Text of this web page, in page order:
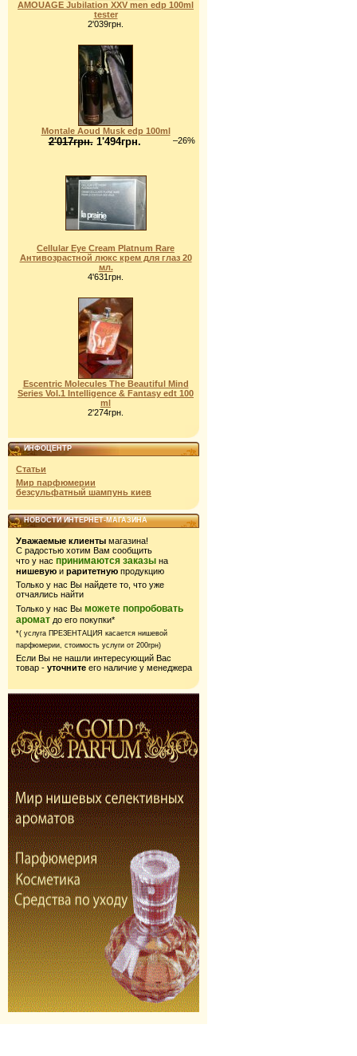
AMOUAGE Jubilation XXV men edp 100ml
tester
2'039грн.
Montale Aoud Musk edp 100ml
–26%
2'017грн.1'494грн.
Cellular Eye Cream Platnum Rare
Антивозрастной люкс крем для глаз 20
мл.
4'631грн.
Escentric Molecules The Beautiful Mind
Series Vol.1 Intelligence & Fantasy edt 100
ml
2'274грн.
ИНФОЦЕНТР
Статьи
Мир парфюмерии
безсульфатный шампунь киев
НОВОСТИ ИНТЕРНЕТ-МАГАЗИНА
Уважаемые клиенты магазина!
С радостью хотим Вам сообщить
что у нас принимаются заказы на
нишевую и раритетную продукцию
Только у нас Вы найдете то, что уже
отчаялись найти
Только у нас Вы можете попробовать
аромат до его покупки*
*( услуга ПРЕЗЕНТАЦИЯ касается нишевой
парфюмерии, стоимость услуги от 200грн)
Если Вы не нашли интересующий Вас
товар - уточните его наличие у менеджера